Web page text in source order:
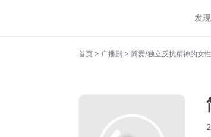
发现
首页 > 广播剧 > 简爱/独立反抗精神的女